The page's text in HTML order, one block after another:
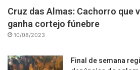
Cruz das Almas: Cachorro que
ganha cortejo fúnebre
10/08/2023
Final de semana